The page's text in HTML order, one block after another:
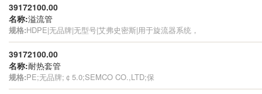
39172100.00
名称:溢流管
规格:HDPE|无品牌|无型号|艾弗史密斯|用于旋流器系统，
39172100.00
名称:耐热套管
规格:PE;无品牌;￠5.0;SEMCO CO.,LTD;保